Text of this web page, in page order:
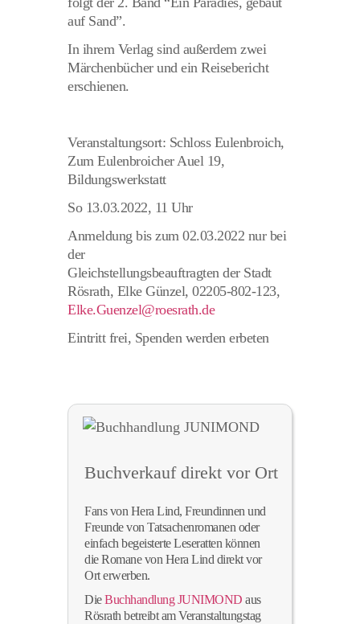
auf Sand”.
In ihrem Verlag sind außerdem zwei
Märchenbücher und ein Reisebericht
erschienen.
Veranstaltungsort: Schloss Eulenbroich,
Zum Eulenbroicher Auel 19,
Bildungswerkstatt
So 13.03.2022, 11 Uhr
Anmeldung bis zum 02.03.2022 nur bei
der
Gleichstellungsbeauftragten der Stadt
Rösrath, Elke Günzel, 02205-802-123,
Elke.Guenzel@roesrath.de
Eintritt frei, Spenden werden erbeten
Buchverkauf direkt vor Ort
Fans von Hera Lind, Freundinnen und
Freunde von Tatsachenromanen oder
einfach begeisterte Leseratten können
die Romane von Hera Lind direkt vor
Ort erwerben.
DieBuchhandlung JUNIMOND aus
Rösrath betreibt am Veranstaltungstag